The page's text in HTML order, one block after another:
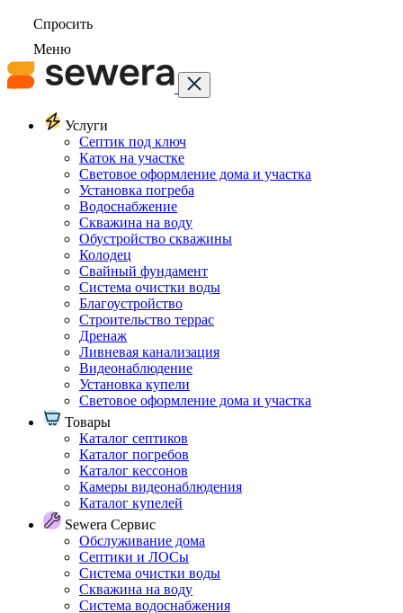
Спросить
Меню
Услуги
Септик под ключ
Каток на участке
Световое оформление дома и участка
Установка погреба
Водоснабжение
Скважина на воду
Обустройство скважины
Колодец
Свайный фундамент
Система очистки воды
Благоустройство
Строительство террас
Дренаж
Ливневая канализация
Видеонаблюдение
Установка купели
Световое оформление дома и участка
Товары
Каталог септиков
Каталог погребов
Каталог кессонов
Камеры видеонаблюдения
Каталог купелей
Sewera Сервис
Обслуживание дома
Септики и ЛОСы
Система очистки воды
Скважина на воду
Система водоснабжения